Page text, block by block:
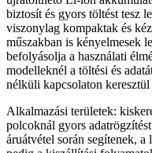
biztosít és gyors töltést tesz
viszonylag kompaktak és
műszakban is kényelmesek
befolyásolja a használati
modelleknél a töltési és
nélküli kapcsolaton
Alkalmazási területek:
polcoknál gyors
áruátvétel során segítenek, a